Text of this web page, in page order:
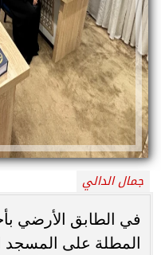
جمال الدالي
في الطابق الأرضي
المطلة على المسجد